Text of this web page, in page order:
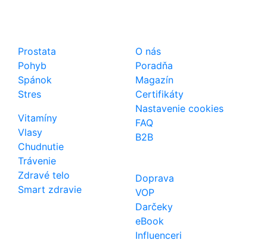
Prostata
Pohyb
Spánok
Stres
Vitamíny
Vlasy
Chudnutie
Trávenie
Zdravé telo
Smart zdravie
O nás
Poradňa
Magazín
Certifikáty
Nastavenie cookies
FAQ
B2B
Doprava
VOP
Darčeky
eBook
Influenceri